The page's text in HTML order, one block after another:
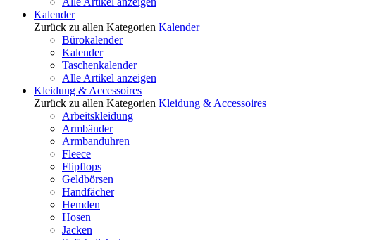
Kalender
Zurück zu allen Kategorien Kalender
Bürokalender
Kalender
Taschenkalender
Alle Artikel anzeigen
Kleidung & Accessoires
Zurück zu allen Kategorien Kleidung & Accessoires
Arbeitskleidung
Armbänder
Armbanduhren
Fleece
Flipflops
Geldbörsen
Handfächer
Hemden
Hosen
Jacken